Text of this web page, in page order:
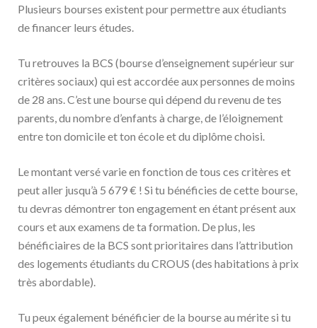
Plusieurs bourses existent pour permettre aux étudiants
de financer leurs études.
Tu retrouves la BCS (bourse d’enseignement supérieur sur
critères sociaux) qui est accordée aux personnes de moins
de 28 ans. C’est une bourse qui dépend du revenu de tes
parents, du nombre d’enfants à charge, de l’éloignement
entre ton domicile et ton école et du diplôme choisi.
Le montant versé varie en fonction de tous ces critères et
peut aller jusqu’à 5 679 € ! Si tu bénéficies de cette bourse,
tu devras démontrer ton engagement en étant présent aux
cours et aux examens de ta formation. De plus, les
bénéficiaires de la BCS sont prioritaires dans l’attribution
des logements étudiants du CROUS (des habitations à prix
très abordable).
Tu peux également bénéficier de la bourse au mérite si tu